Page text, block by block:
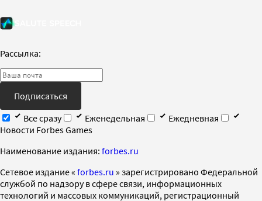
Рассылка:
Подписаться
Все сразу
Еженедельная
Ежедневная
Новости Forbes Games
Наименование издания: forbes.ru
Cетевое издание « forbes.ru » зарегистрировано Федеральной
службой по надзору в сфере связи, информационных
технологий и массовых коммуникаций, регистрационный